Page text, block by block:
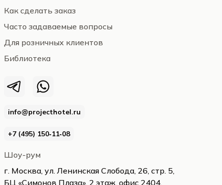
info@projecthotel.ru
+7 (495) 150‑11‑08
Шоу-рум
г. Москва, ул. Ленинская Слобода, 26, стр. 5,
БЦ «Симонов Плаза», 2 этаж, офис 2404,
Как сделать заказ
Часто задаваемые вопросы
Для розничных клиентов
Библиотека